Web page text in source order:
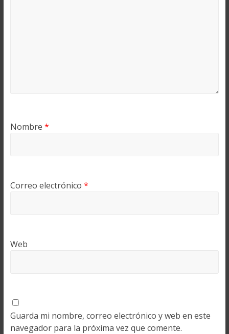
Nombre *
Correo electrónico *
Web
Guarda mi nombre, correo electrónico y web en este
navegador para la próxima vez que comente.